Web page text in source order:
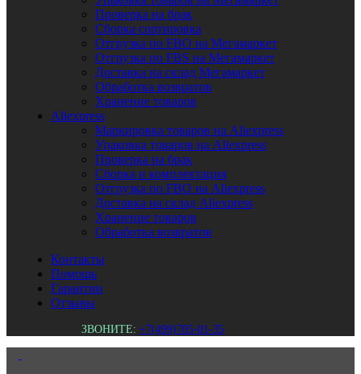
Проверка на брак
Сборка сортировка
Отгрузка по FBO на Мегамаркет
Отгрузка по FBS на Мегамаркет
Доставка на склад Мегамаркет
Обработка возвратов
Хранение товаров
Aliexpress
Маркировка товаров на Aliexpress
Упаковка товаров на Aliexpress
Проверка на брак
Сборка и комплектация
Отгрузка по FBO на Aliexpress
Доставка на склад Aliexpress
Хранение товаров
Обработка возвратов
Контакты
Помощь
Гарантии
Отзывы
ЗВОНИТЕ: +7(499)705-01-35